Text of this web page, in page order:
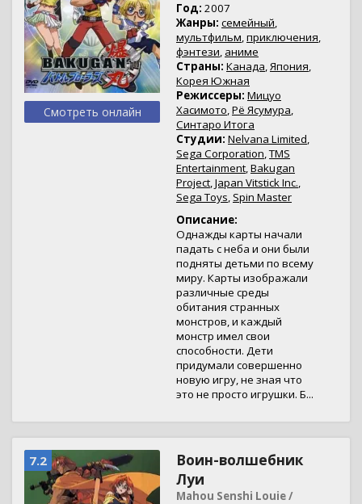
Смотреть онлайн
Год: 2007
Жанры: семейный,
мультфильм,приключения,
фэнтези, аниме
Страны: Канада,Япония,
Корея Южная
Режиссеры: Мицуо
Хасимото,Рё Ясумура,
Синтаро Итога
Студии: Nelvana Limited,
Sega Corporation,TMS
Entertainment,Bakugan
Project,Japan Vitstick Inc.,
Sega Toys,Spin Master
Описание:
Однажды карты начали
падать с неба и они были
подняты детьми по всему
миру. Карты изображали
различные среды
обитания странных
монстров, и каждый
монстр имел свои
способности. Дети
придумали совершенно
новую игру, не зная что
это не просто игрушки. Б...
7.2
Воин-волшебник
Луи
Mahou Senshi Louie /